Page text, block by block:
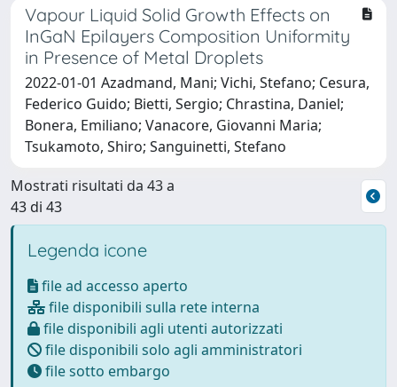
Vapour Liquid Solid Growth Effects on
InGaN Epilayers Composition Uniformity
in Presence of Metal Droplets
2022-01-01 Azadmand, Mani; Vichi, Stefano; Cesura,
Federico Guido; Bietti, Sergio; Chrastina, Daniel;
Bonera, Emiliano; Vanacore, Giovanni Maria;
Tsukamoto, Shiro; Sanguinetti, Stefano
Mostrati risultati da 43 a
43 di 43
Legenda icone
file ad accesso aperto
file disponibili sulla rete interna
file disponibili agli utenti autorizzati
file disponibili solo agli amministratori
file sotto embargo